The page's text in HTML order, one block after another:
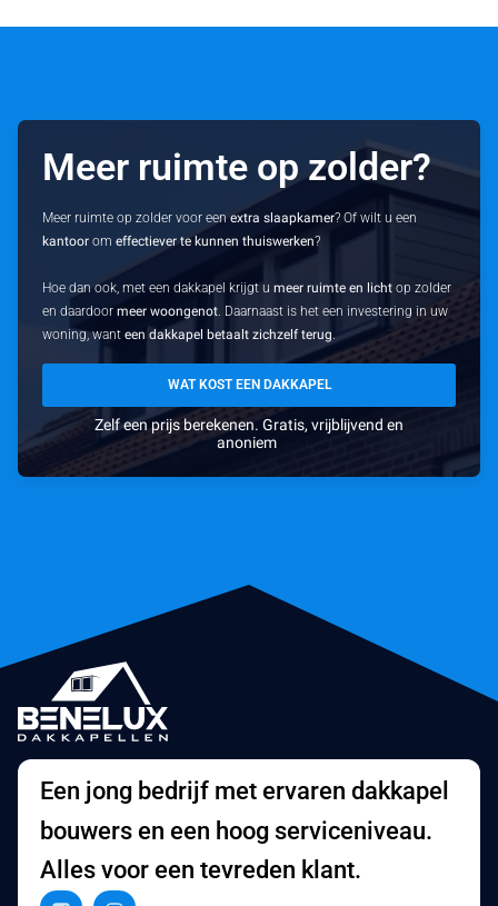
Meer ruimte op zolder?
Meer ruimte op zolder voor eenextra slaapkamer? Of wilt u een
kantoor omeffectiever te kunnen thuiswerken?
Hoe dan ook, met een dakkapel krijgt umeer ruimte en licht op zolder
en daardoormeer woongenot . Daarnaast is het een investering in uw
woning, wanteen dakkapel betaalt zichzelf terug
WAT KOST EEN DAKKAPEL
Zelf een prijs berekenen. Gratis, vrijblijvend en
anoniem
Een jong bedrijf met ervaren dakkapel
bouwers en een hoog serviceniveau.
Alles voor een tevreden klant.